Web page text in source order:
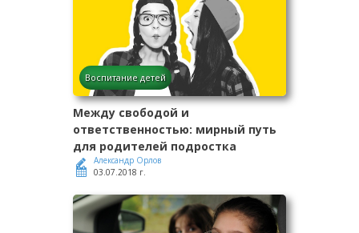
Воспитание детей
Между свободой и
ответственностью: мирный путь
для родителей подростка
Александр Орлов
03.07.2018 г.